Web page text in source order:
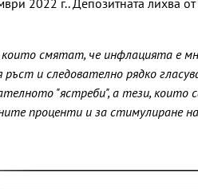
2022 г.. Депозитната лихва
смятат, че инфлацията е
и следователно рядко
"ястреби", а тези, които
проценти и за стимулиране